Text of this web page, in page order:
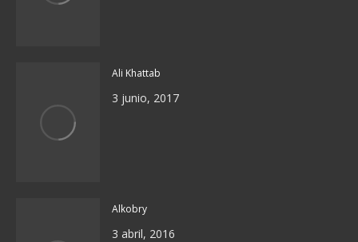
Ali Khattab
3 junio, 2017
Alkobry
3 abril, 2016